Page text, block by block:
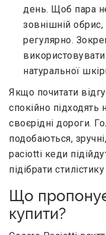
день. Щоб пара
зовнішній
регулярно.
натуральної
Якщо почитати
спокійно підходять
своєрідні дороги.
подобаються,
paciotti кеди
підібрати
Що
купити?